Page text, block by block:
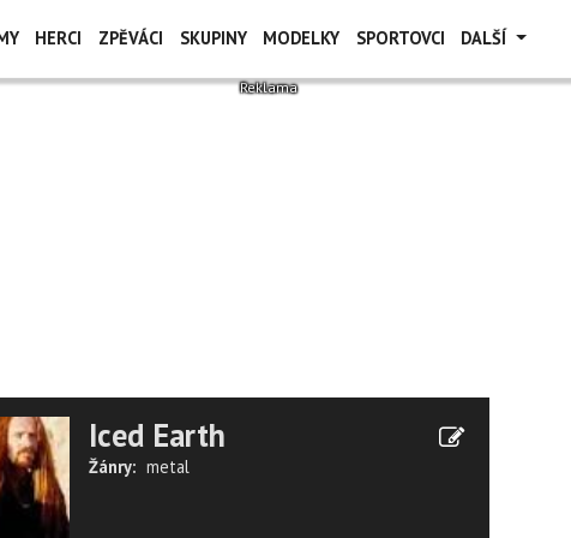
HERCI ZPĚVÁCI SKUPINY MODELKY SPORTOVCI DALŠÍ
Iced Earth
Žánry: metal